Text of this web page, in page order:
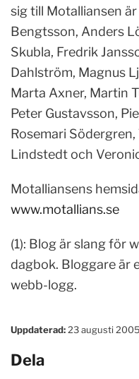
sig till Motalliansen
Bengtsson, Anders
Skubla, Fredrik
Dahlström, Magnus
Marta Axner, Martin
Peter Gustavsson,
Rosemari
Lindstedt och
Motalliansens
www.motallians.se
(1): Blog är slang för
dagbok. Bloggare är
webb-logg.
Uppdaterad: 23 augusti 2005
Dela